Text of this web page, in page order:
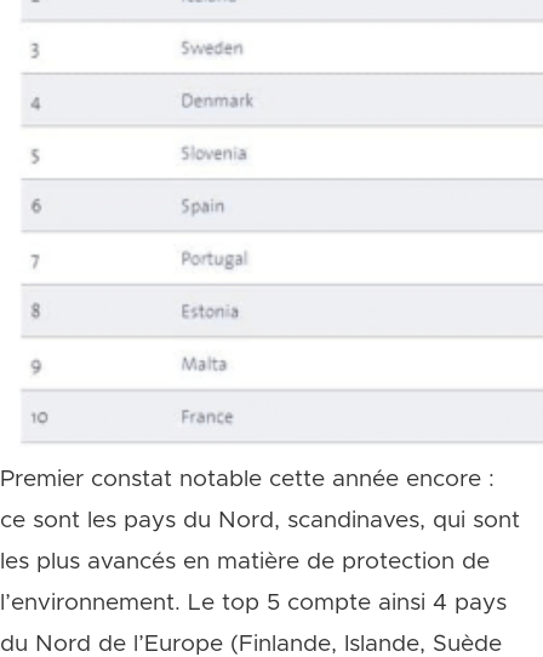
Premier constat notable cette année encore :
ce sont les pays du Nord, scandinaves, qui sont
les plus avancés en matière de protection de
l’environnement. Le top 5 compte ainsi 4 pays
du Nord de l’Europe (Finlande, Islande, Suède